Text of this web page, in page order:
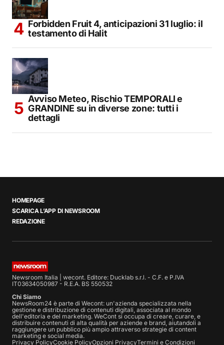
Forbidden Fruit 4, anticipazioni 31 luglio: il
testamento di Halit
Avviso Meteo, Rischio TEMPORALI e
GRANDINE su in diverse zone: tutti i
dettagli
HOMEPAGE
SCARICA L’APP DI NEWSROOM
REDAZIONE
Newsroom Italia | wecont. Editore: Ducklab s.r.l. - C.F. e P.IVA
IT03634050987 - R.E.A. BS 550532
Chi Siamo
NewsRoom24 è parte di Wecont: un'azienda specializzata nella
gestione e distribuzione di contenuti digitali, associata al mondo
dell'editoria e del marketing. WeCont si occupa di creare, curare, e
distribuire contenuti di alta qualità per aziende e brand, aiutandoli a
raggiungere un pubblico più ampio attraverso strategie di content
marketing e social media.
Privacy PolicyCookie PolicyOpzioni PrivacyTermini e Condizioni